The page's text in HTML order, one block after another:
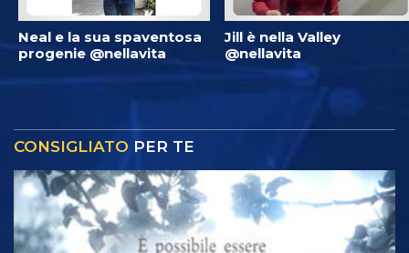
Neal e la sua spaventosa
progenie @nellavita
Jill è nella Valley
@nellavita
CONSIGLIATO PER TE